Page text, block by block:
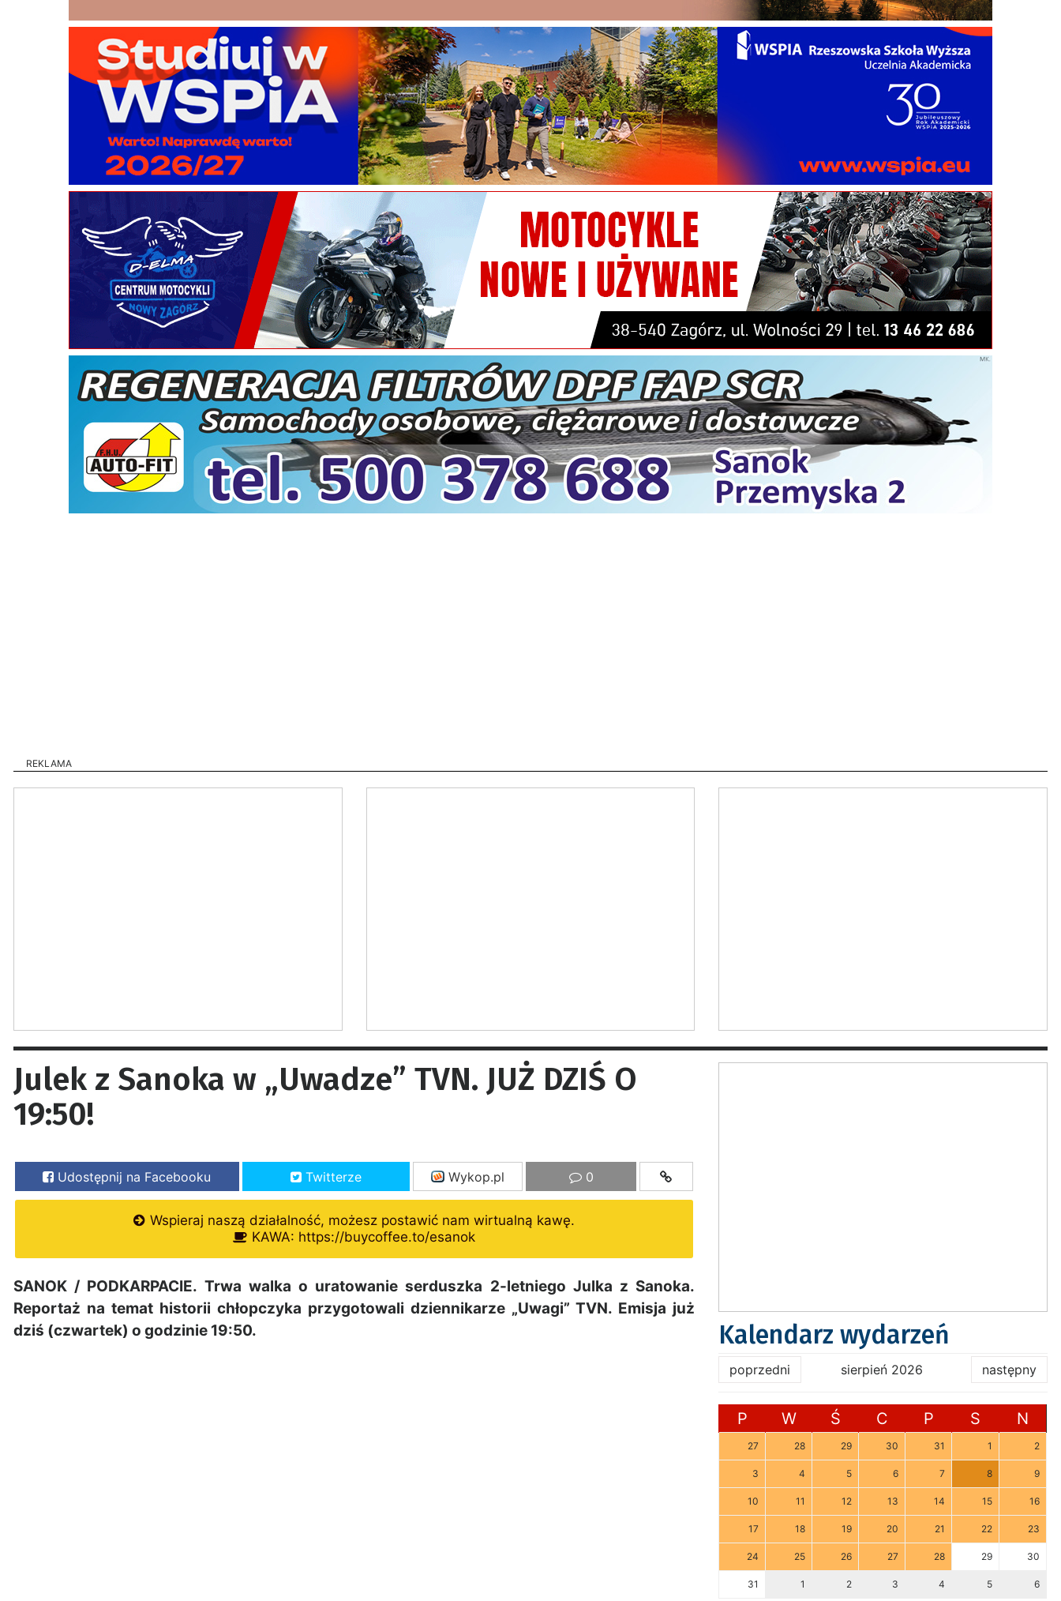
REKLAMA
Julek z Sanoka w „Uwadze” TVN. JUŻ DZIŚ O
19:50!
Udostępnij na Facebooku Twitterze Wykop.pl 0
Wspieraj naszą działalność, możesz postawić nam wirtualną kawę.
KAWA: https://buycoffee.to/esanok
SANOK / PODKARPACIE. Trwa walka o uratowanie serduszka 2-letniego Julka z Sanoka.
Reportaż na temat historii chłopczyka przygotowali dziennikarze „Uwagi” TVN. Emisja już
dziś (czwartek) o godzinie 19:50.
Kalendarz wydarzeń
poprzedni sierpień 2026 następny
P W Ś C P S N
27 28 29 30 31 1 2
3 4 5 6 7 8 9
10 11 12 13 14 15 16
17 18 19 20 21 22 23
24 25 26 27 28 29 30
31 1 2 3 4 5 6